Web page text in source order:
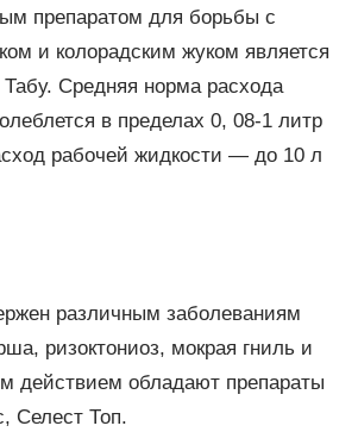
препаратом для борьбы с
и колорадским жуком является
Табу. Средняя норма расхода
в пределах 0, 08-1 литр
рабочей жидкости — до 10 л
различным заболеваниям
ризоктониоз, мокрая гниль и
действием обладают препараты
Селест Топ.